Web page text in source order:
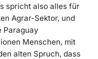
spricht also alles für
Agrar-Sektor, und
Paraguay
Menschen, mit
alten Spruch, dass